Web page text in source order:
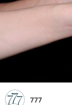
777